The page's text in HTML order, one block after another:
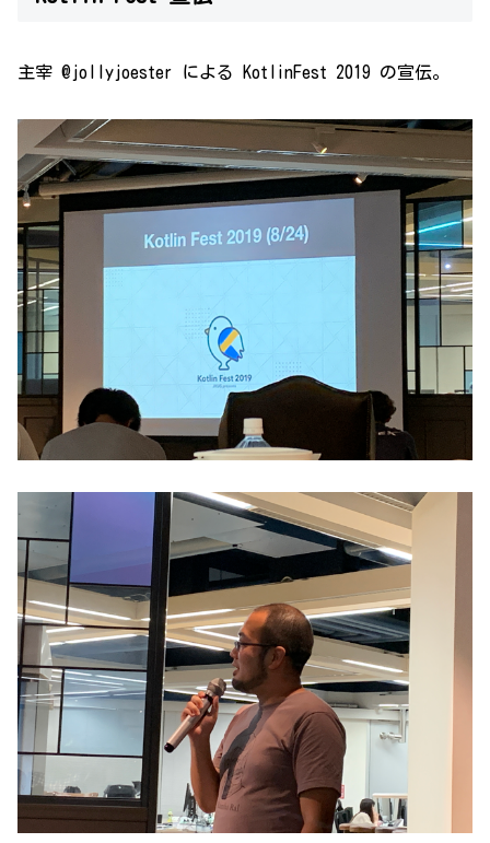
主宰 @jollyjoester による KotlinFest 2019 の宣伝。